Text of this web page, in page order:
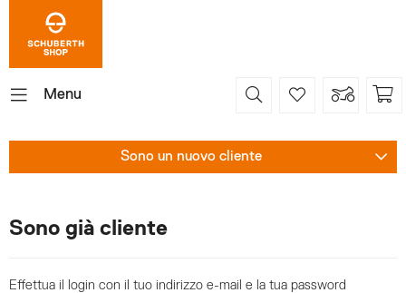
Menu
Sono un nuovo cliente
Sono già cliente
Effettua il login con il tuo indirizzo e-mail e la tua password